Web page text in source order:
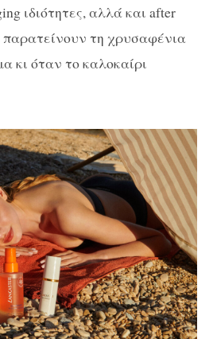
ιδιότητες, αλλά και after
τη χρυσαφένια
κι όταν το καλοκαίρι